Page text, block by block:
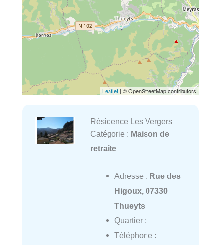
Leaflet | © OpenStreetMap contributors
Résidence Les Vergers
Catégorie : Maison de
retraite
Adresse : Rue des
Higoux, 07330
Thueyts
Quartier :
Téléphone :